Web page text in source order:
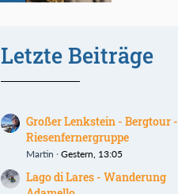
Letzte Beiträge
Großer Lenkstein - Bergtour -
Riesenfernergruppe
Martin Gestern, 13:05
Lago di Lares - Wanderung